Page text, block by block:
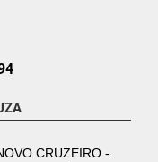
CRUZEIRO -